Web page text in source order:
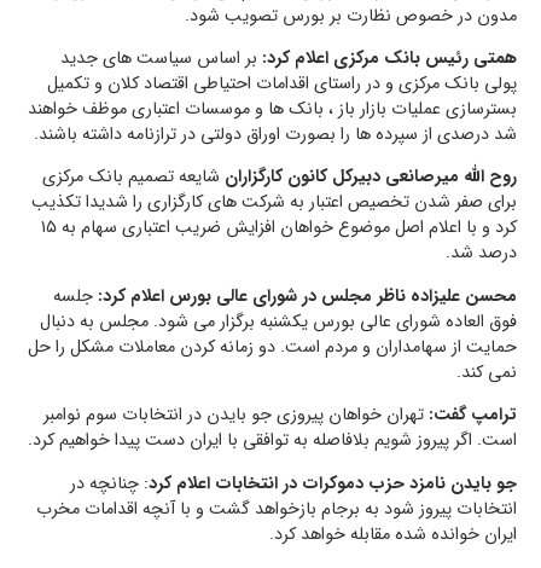
مدون در خصوص نظارت بر بورس تصویب شود.
همتی رئیس بانک مرکزی اعلام کرد: بر اساس سیاست های جدید
پولی بانک مرکزی و در راستاى اقدامات احتیاطى اقتصاد کلان و تکمیل
بسترسازى عملیات بازار باز ، بانک ها و موسسات اعتبارى موظف خواهند
شد درصدی از سپرده ها را بصورت اوراق دولتی در ترازنامه داشته باشند.
روح الله میرصانعی دبیرکل کانون کارگزاران شایعه تصمیم بانک مرکزی
برای صفر شدن تخصیص اعتبار به شرکت های کارگزاری را شدیدا تکذیب
کرد و با اعلام اصل موضوع خواهان افزایش ضریب اعتباری سهام به ۱۵
درصد شد.
محسن علیزاده ناظر مجلس در شورای عالی بورس اعلام کرد: جلسه
فوق العاده شورای عالی بورس یکشنبه برگزار می شود. مجلس به دنبال
حمایت از سهامداران و مردم است. دو زمانه کردن معاملات مشکل را حل
نمی کند.
ترامپ گفت: تهران خواهان پیروزی جو بایدن در انتخابات سوم نوامبر
است. اگر پیروز شویم بلافاصله به توافقی با ایران دست پیدا خواهیم کرد.
جو بایدن نامزد حزب دموکرات در انتخابات اعلام کرد: چنانچه در
انتخابات پیروز شود به برجام بازخواهد گشت و با آنچه اقدامات مخرب
ایران خوانده شده مقابله خواهد کرد.